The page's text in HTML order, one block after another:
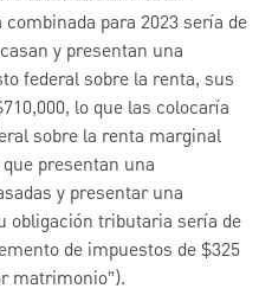
para 2023 sería de
y presentan una
federal sobre la renta, sus
lo que las colocaría
sobre la renta marginal
presentan una
y presentar una
obligación tributaria sería de
de impuestos de $325
matrimonio”).